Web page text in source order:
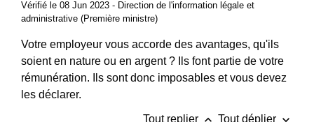
Vérifié le 08 Jun 2023 - Direction de l'information légale et
administrative (Première ministre)
Votre employeur vous accorde des avantages, qu'ils
soient en nature ou en argent ? Ils font partie de votre
rémunération. Ils sont donc imposables et vous devez
les déclarer.
Tout replier Tout déplier